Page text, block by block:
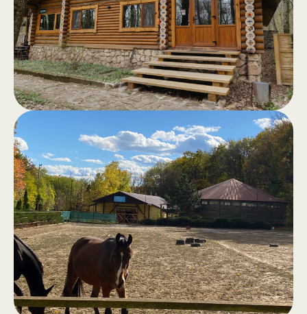
Комфортабельные деревянные
домики с террасой и панорамным
видом на лес — идеальное
убежище от городской спешки.
Классическая сауна, хамам,
открытый джакузи, бассейн и зона
для барбекю — всё для отличного
настроения и полного комфорта.
Сауна в лесу.